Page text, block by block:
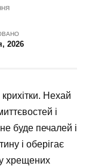
2026
Нехай
і
буде печалей і
і оберігає
у хрещених